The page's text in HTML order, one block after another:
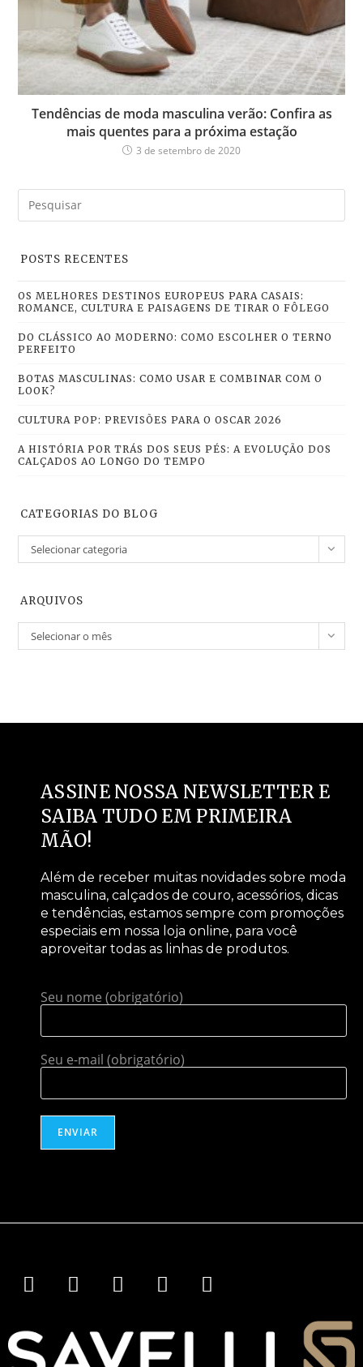
Tendências de moda masculina verão: Confira as
mais quentes para a próxima estação
3 de setembro de 2020
POSTS RECENTES
OS MELHORES DESTINOS EUROPEUS PARA CASAIS:
ROMANCE, CULTURA E PAISAGENS DE TIRAR O FÔLEGO
DO CLÁSSICO AO MODERNO: COMO ESCOLHER O TERNO
PERFEITO
BOTAS MASCULINAS: COMO USAR E COMBINAR COM O
LOOK?
CULTURA POP: PREVISÕES PARA O OSCAR 2026
A HISTÓRIA POR TRÁS DOS SEUS PÉS: A EVOLUÇÃO DOS
CALÇADOS AO LONGO DO TEMPO
CATEGORIAS DO BLOG
Selecionar categoria
ARQUIVOS
Selecionar o mês
ASSINE NOSSA NEWSLETTER E
SAIBA TUDO EM PRIMEIRA
MÃO!
Além de receber muitas novidades sobre moda
masculina, calçados de couro, acessórios, dicas
e tendências, estamos sempre com promoções
especiais em nossa loja online, para você
aproveitar todas as linhas de produtos.
Seu nome (obrigatório)
Seu e-mail (obrigatório)